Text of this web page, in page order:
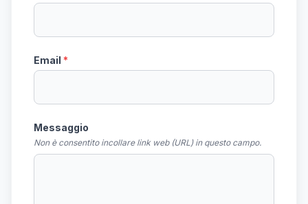
Email *
Messaggio
Non è consentito incollare link web (URL) in questo campo.